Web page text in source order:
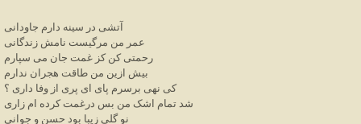
آتشی در سینه دارم جاودانی
عمر من مرگیست نامش زندگانی
رحمتی کن کز غمت جان می سپارم
بیش ازین من طاقت هجران ندارم
کی نهی برسرم پای ای پری از وفا داری ؟
شد تمام اشک من بس درغمت کرده ام زاری
نو گلی زیبا بود حسن و جوانی